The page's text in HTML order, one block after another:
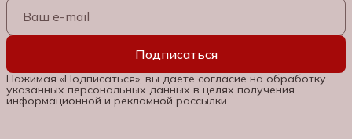
Подписаться
Нажимая «Подписаться», вы даете согласие на обработку
указанных персональных данных в целях получения
информационной и рекламной рассылки